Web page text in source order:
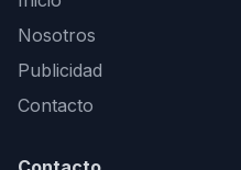
Nosotros
Publicidad
Contacto